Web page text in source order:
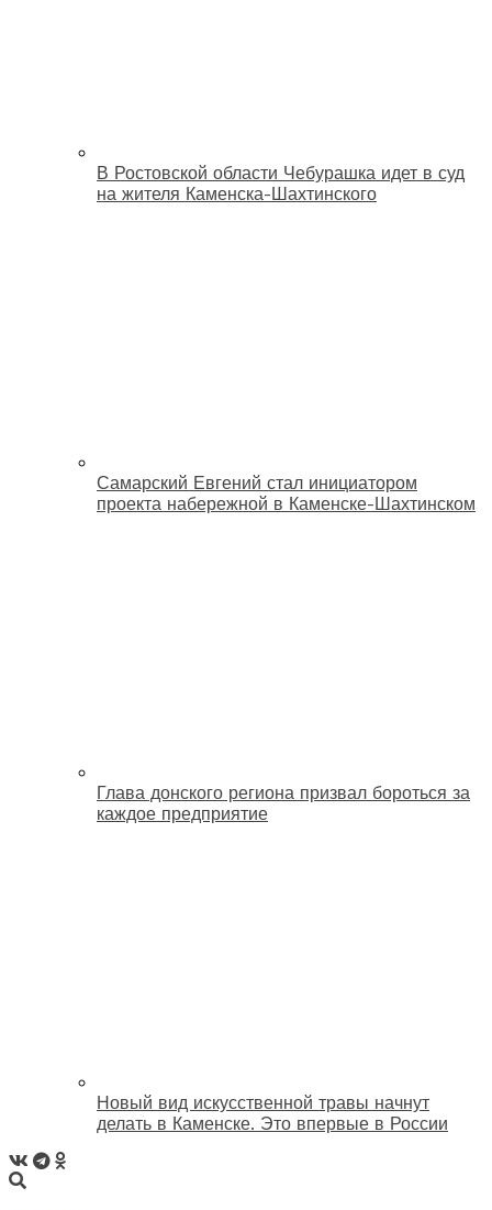
В Ростовской области Чебурашка идет в суд
на жителя Каменска-Шахтинского
Самарский Евгений стал инициатором
проекта набережной в Каменске-Шахтинском
Глава донского региона призвал бороться за
каждое предприятие
Новый вид искусственной травы начнут
делать в Каменске. Это впервые в России